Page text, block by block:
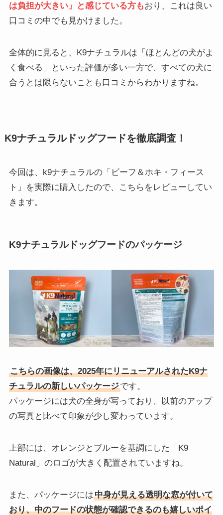
は負担が大きい」と感じている方もおり、これは良い
口コミの中でも見かけました。
全体的に見ると、K9ナチュラルは「ほとんどの犬がよ
く食べる」といった評価が多い一方で、すべての犬に
合うとは限らないことも口コミからわかりますね。
K9ナチュラルドッグフードを徹底調査！
今回は、k9ナチュラルの「ビーフ＆ホキ・フィース
ト」を実際に購入したので、こちらをレビューしてい
きます。
K9ナチュラルドッグフードのパッケージ
こちらの画像は、2025年にリニューアルされたK9ナ
チュラルの新しいパッケージです。
パッケージには犬の全身が写っており、以前のアップ
の写真と比べて印象が少し変わっています。
上部には、オレンジとブルーを基調にした「K9
Natural」のロゴが大きく配置されていますね。
また、パッケージには中身が見える透明な窓が付いて
おり、中のフードの状態が確認できるのも嬉しいポイ